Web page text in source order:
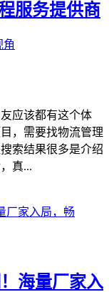
服务提供商
角
应该都有这个体
，需要找物流管理
索结果很多是介绍
真...
海量厂家入